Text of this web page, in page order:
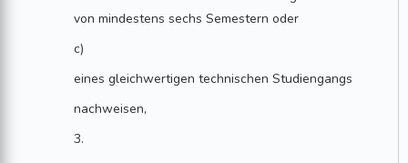
von mindestens sechs Semestern oder
c)
eines gleichwertigen technischen Studiengangs
nachweisen,
3.